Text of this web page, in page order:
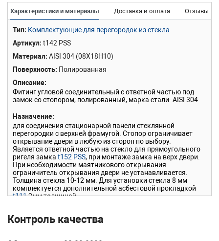
Характеристики и материалы Доставка и оплата Отзывы
Тип Комплектующие для перегородок из стекла
Артикул t142 PSS
Материал AISI 304 (08Х18Н10)
Поверхность Полированная
Описание
Фитинг угловой соединительный с ответной частью под
замок со стопором, полированный, марка стали- AISI 304
Назначение
для соединения стационарной панели стеклянной
перегородки с верхней фрамугой. Стопор ограничивает
открывание двери в любую из сторон по выбору.
Является ответной частью на стекло для прямоугольного
ригеля замка t152 PSS, при монтаже замка на верх двери.
При необходимости маятникового открывания
ограничитель открывания двери не устанавливается.
Толщина стекла 10-12 мм. Для установки стекла 8 мм
комплектуется дополнительной асбестовой прокладкой
t1112мм толщиной.
обеспечивает высокую прочность и устойчивость к
Контроль качества